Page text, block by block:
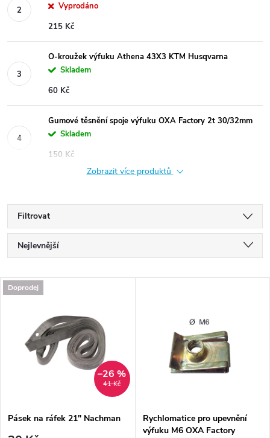
Vyprodáno
215 Kč
O-kroužek výfuku Athena 43X3 KTM Husqvarna
Skladem
60 Kč
Gumové těsnění spoje výfuku OXA Factory 2t 30/32mm
Skladem
150 Kč
Zobrazit více produktů
Filtrovat
Ř
a
p
Nejlevnější
Nejprodávanější
Abecedně
V
s
Doprodej
41 Kč
–26 %
Pásek na ráfek 21" Nachman
Rychlomatice pro upevnění
výfuku M6 OXA Factory